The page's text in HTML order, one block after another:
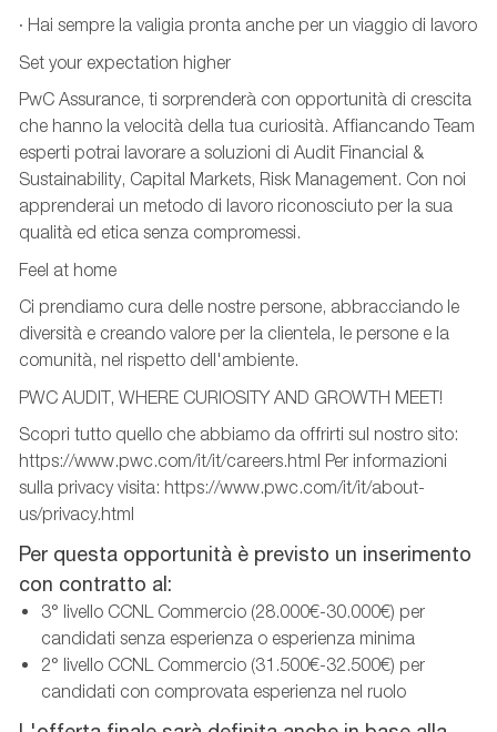
· Hai sempre la valigia pronta anche per un viaggio di lavoro
Set your expectation higher
PwC Assurance, ti sorprenderà con opportunità di crescita
che hanno la velocità della tua curiosità. Affiancando Team
esperti potrai lavorare a soluzioni di Audit Financial &
Sustainability, Capital Markets, Risk Management. Con noi
apprenderai un metodo di lavoro riconosciuto per la sua
qualità ed etica senza compromessi.
Feel at home
Ci prendiamo cura delle nostre persone, abbracciando le
diversità e creando valore per la clientela, le persone e la
comunità, nel rispetto dell'ambiente.
PWC AUDIT, WHERE CURIOSITY AND GROWTH MEET!
Scopri tutto quello che abbiamo da offrirti sul nostro sito:
https://www.pwc.com/it/it/careers.html Per informazioni
sulla privacy visita: https://www.pwc.com/it/it/about-
us/privacy.html
Per questa opportunità è previsto un inserimento
con contratto al:
3° livello CCNL Commercio (28.000€-30.000€) per
candidati senza esperienza o esperienza minima
2° livello CCNL Commercio (31.500€-32.500€) per
candidati con comprovata esperienza nel ruolo